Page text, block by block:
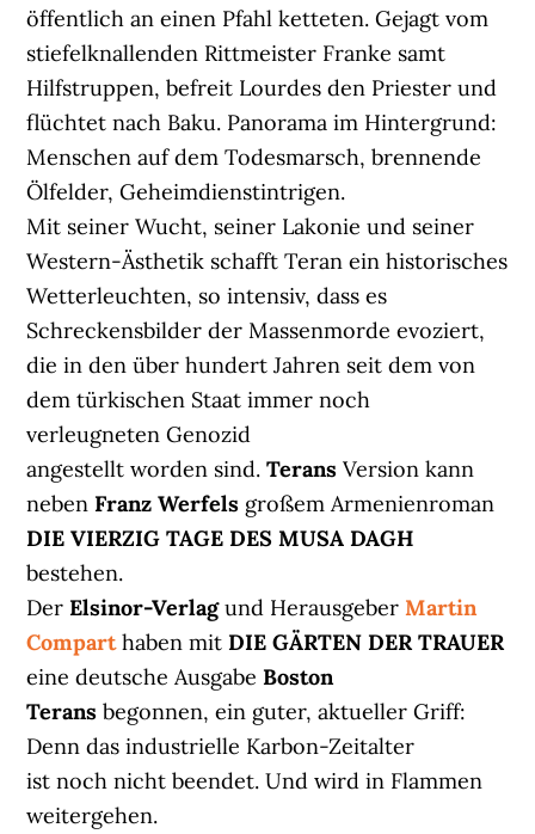
öffentlich an einen Pfahl ketteten. Gejagt vom
stiefelknallenden Rittmeister Franke samt
Hilfstruppen, befreit Lourdes den Priester und
flüchtet nach Baku. Panorama im Hintergrund:
Menschen auf dem Todesmarsch, brennende
Ölfelder, Geheimdienstintrigen.
Mit seiner Wucht, seiner Lakonie und seiner
Western-Ästhetik schafft Teran ein historisches
Wetterleuchten, so intensiv, dass es
Schreckensbilder der Massenmorde evoziert,
die in den über hundert Jahren seit dem von
dem türkischen Staat immer noch
verleugneten Genozid
angestellt worden sind.TeransVersion kann
nebenFranz Werfels großem Armenienroman
DIE VIERZIG TAGE DES MUSA DAGH
bestehen.
DerElsinor-Verlagund HerausgeberMartin
Comparthaben mitDIE GÄRTEN DER TRAUER
eine deutsche AusgabeBoston
Terans begonnen, ein guter, aktueller Griff:
Denn das industrielle Karbon-Zeitalter
ist noch nicht beendet. Und wird in Flammen
weitergehen.